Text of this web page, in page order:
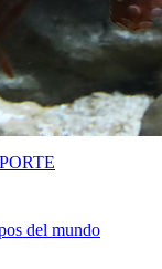
del mundo